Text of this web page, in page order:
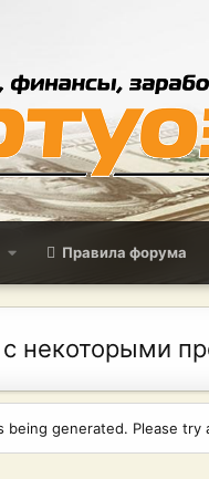
Правила форума
некоторыми
generated. Please try